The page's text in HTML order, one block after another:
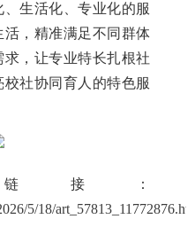
生活化、专业化的服
，精准满足不同群体
，让专业特长扎根社
社协同育人的特色服
接：
5/18/